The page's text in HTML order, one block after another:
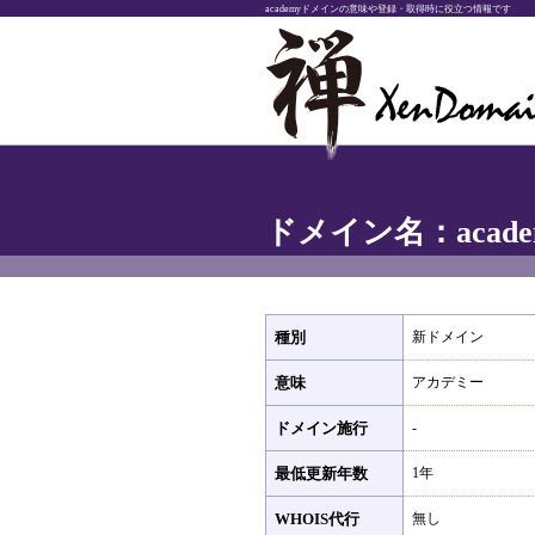
academyドメインの意味や登録・取得時に役立つ情報です
ドメイン名：
種別 新ドメイン
意味 アカデミー
ドメイン施行 -
最低更新年数 1年
WHOIS代行 無し